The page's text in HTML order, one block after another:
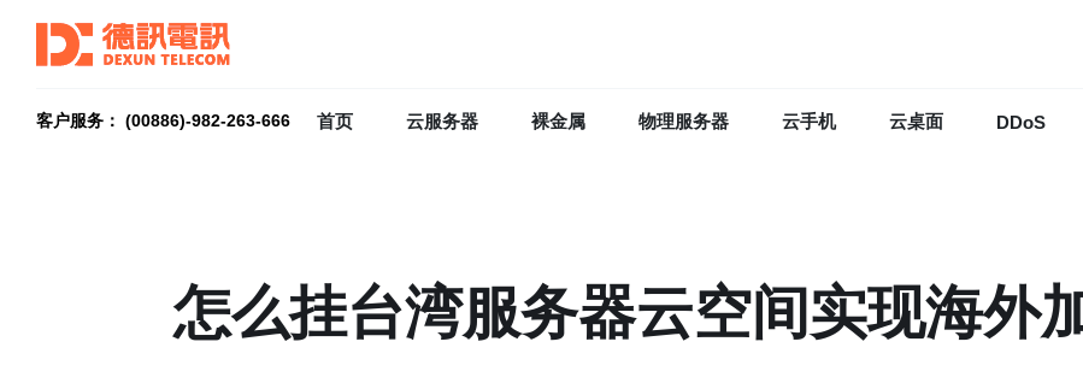
客户服务： (00886)-982-263-666 首页 云服务器 裸金属 物理服务器 云手机 云桌面 DDoS
怎么挂台湾服务器云空间实现海外